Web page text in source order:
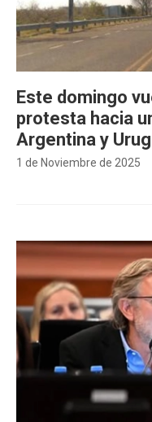
1 de Noviembre de 2025
Este domingo
protesta hacia
Argentina y